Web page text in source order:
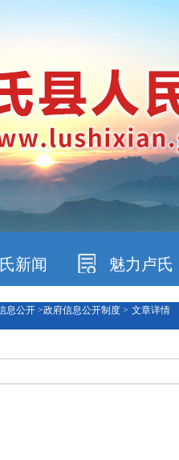
新闻 魅力卢氏
息公开 >政府信息公开制度 > 文章详情